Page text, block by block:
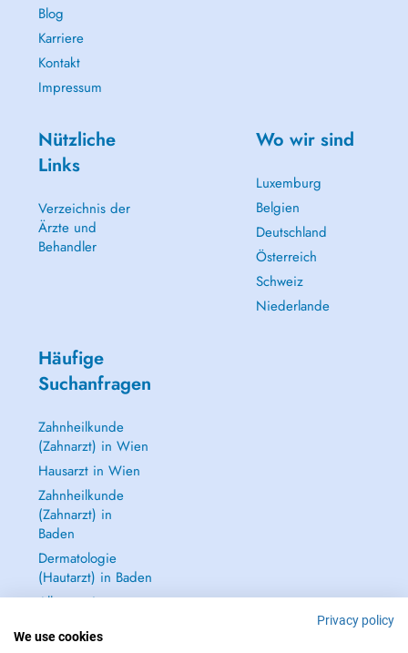
Blog
Karriere
Kontakt
Impressum
Nützliche
Links
Verzeichnis der
Ärzte und
Behandler
Wo wir sind
Luxemburg
Belgien
Deutschland
Österreich
Schweiz
Niederlande
Häufige
Suchanfragen
Zahnheilkunde
(Zahnarzt) in Wien
Hausarzt in Wien
Zahnheilkunde
(Zahnarzt) in
Baden
Dermatologie
(Hautarzt) in Baden
Alle anzeigen →
Privacy policy
We use cookies